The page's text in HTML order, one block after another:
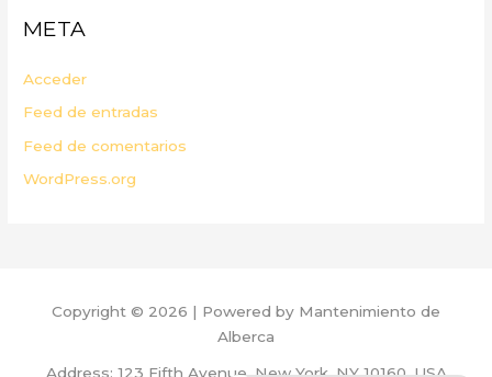
META
Acceder
Feed de entradas
Feed de comentarios
WordPress.org
Copyright © 2026 | Powered by Mantenimiento de
Alberca
Address: 123 Fifth Avenue, New York, NY 10160, USA